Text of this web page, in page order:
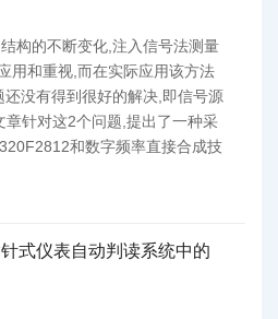
构的不断变化,注入信号法测量
用和重视,而在实际应用该方法
没有得到很好的解决,即信号源
针对这2个问题,提出了一种采
和数字频率直接合成技
式仪表自动判读系统中的